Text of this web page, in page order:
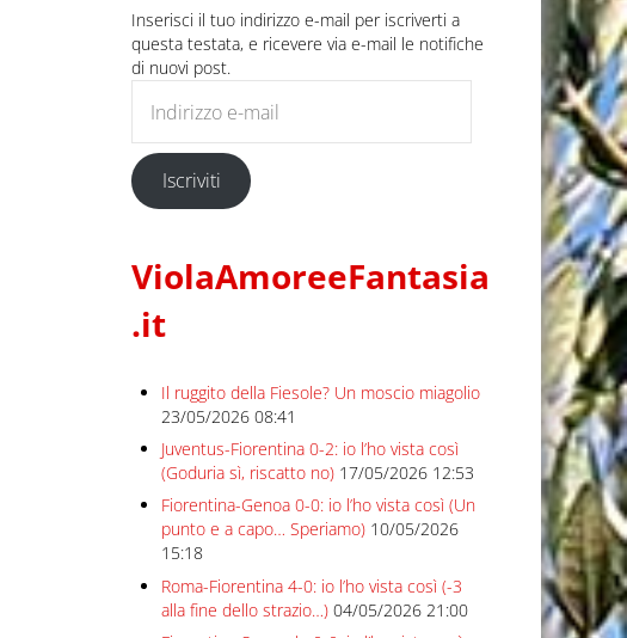
Inserisci il tuo indirizzo e-mail per iscriverti a
questa testata, e ricevere via e-mail le notifiche
di nuovi post.
Iscriviti
ViolaAmoreeFantasia
.it
Il ruggito della Fiesole? Un moscio miagolio
23/05/2026 08:41
Juventus-Fiorentina 0-2: io l’ho vista così
(Goduria sì, riscatto no) 17/05/2026 12:53
Fiorentina-Genoa 0-0: io l’ho vista così (Un
punto e a capo… Speriamo) 10/05/2026
15:18
Roma-Fiorentina 4-0: io l’ho vista così (-3
alla fine dello strazio…) 04/05/2026 21:00